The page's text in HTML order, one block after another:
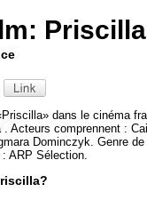
Priscilla
dans le cinéma
. Acteurs comprennent :
Dominczyk. Genre
ARP Sélection.